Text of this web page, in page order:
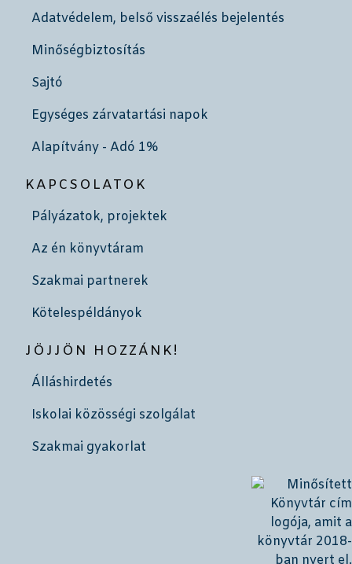
Adatvédelem, belső visszaélés bejelentés
Minőségbiztosítás
Sajtó
Egységes zárvatartási napok
Alapítvány - Adó 1%
KAPCSOLATOK
Pályázatok, projektek
Az én könyvtáram
Szakmai partnerek
Kötelespéldányok
JÖJJÖN HOZZÁNK!
Álláshirdetés
Iskolai közösségi szolgálat
Szakmai gyakorlat